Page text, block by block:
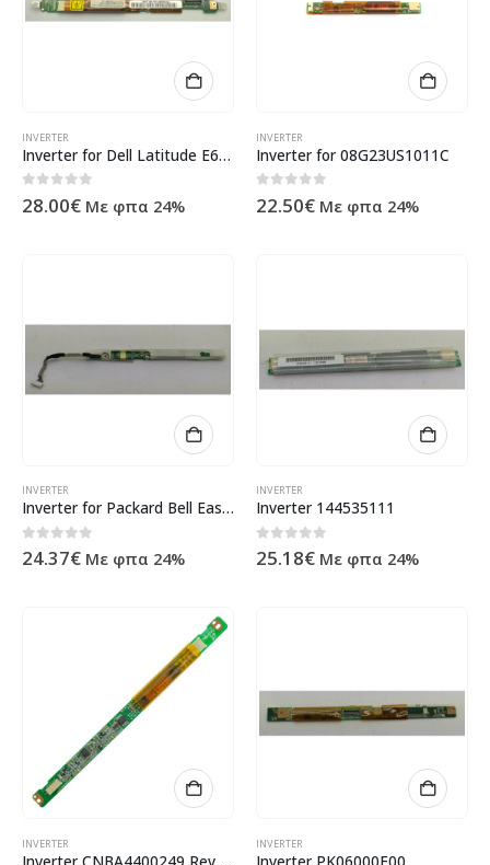
INVERTER
Inverter for Dell Latitude E6400
0out of 5
28.00€ Με φπα 24%
INVERTER
Inverter for 08G23US1011C
0out of 5
22.50€ Με φπα 24%
INVERTER
Inverter for Packard Bell Easynote MIT-R
0out of 5
24.37€ Με φπα 24%
INVERTER
Inverter 144535111
0out of 5
25.18€ Με φπα 24%
INVERTER INVERTER